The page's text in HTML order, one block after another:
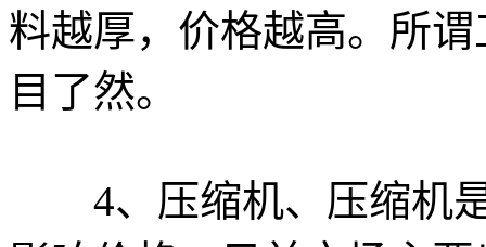
料越厚，价格越高。所
目了然。
4、压缩机、压缩机是